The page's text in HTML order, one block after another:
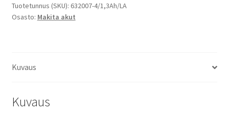
9001
/
/
/
9600
Tuotetunnus (SKU): 632007-4/1,3Ah/LA
Osasto: Makita akut
Kuvaus
Kuvaus